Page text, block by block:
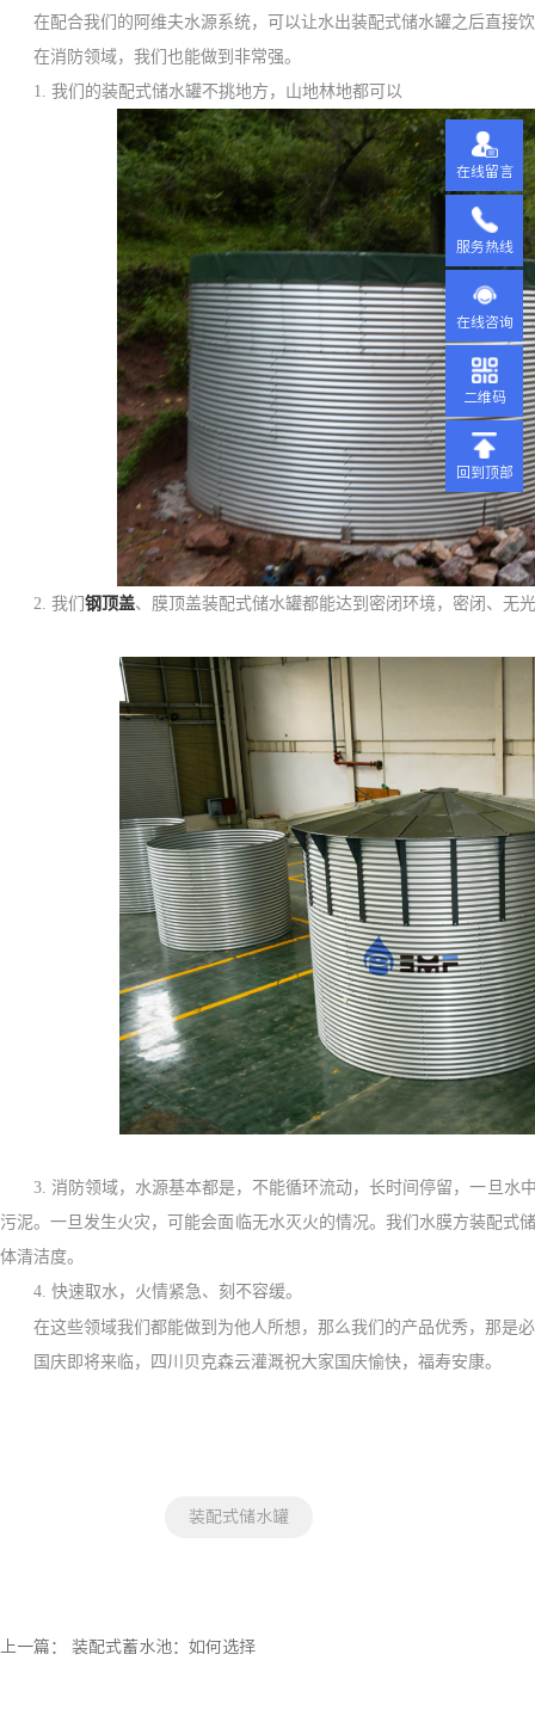
在配合我们的阿维夫水源系统，可以让水出装配式储水罐之后直接
在消防领域，我们也能做到非常强。
1. 我们的装配式储水罐不挑地方，山地林地都可以
2. 我们钢顶盖、膜顶盖装配式储水罐都能达到密闭环境，密闭、无
3.消防领域，水源基本都是，不能循环流动，长时间停留，一旦水
污泥。一旦发生火灾，可能会面临无水灭火的情况。我们水膜方装配式
体清洁度。
4. 快速取水，火情紧急、刻不容缓。
在这些领域我们都能做到为他人所想，那么我们的产品优秀，那是
国庆即将来临，四川贝克森云灌溉祝大家国庆愉快，福寿安康。
装配式储水罐
上一篇： 装配式蓄水池：如何选择
在线留言
服务热线
在线咨询
二维码
回到顶部